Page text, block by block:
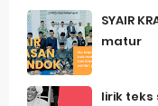
SYAIR
matur
lirik